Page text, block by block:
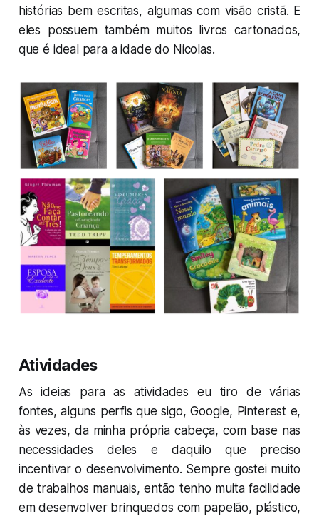
histórias bem escritas, algumas com visão cristã. E
eles possuem também muitos livros cartonados,
que é ideal para a idade do Nicolas.
Atividades
As ideias para as atividades eu tiro de várias
fontes, alguns perfis que sigo, Google, Pinterest e,
às vezes, da minha própria cabeça, com base nas
necessidades deles e daquilo que preciso
incentivar o desenvolvimento. Sempre gostei muito
de trabalhos manuais, então tenho muita facilidade
em desenvolver brinquedos com papelão, plástico,